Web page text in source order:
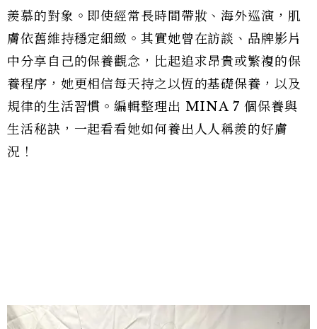
羨慕的對象。即使經常長時間帶妝、海外巡演，肌
膚依舊維持穩定細緻。其實她曾在訪談、品牌影片
中分享自己的保養觀念，比起追求昂貴或繁複的保
養程序，她更相信每天持之以恆的基礎保養，以及
規律的生活習慣。編輯整理出 MINA 7 個保養與
生活秘訣，一起看看她如何養出人人稱羨的好膚
況！